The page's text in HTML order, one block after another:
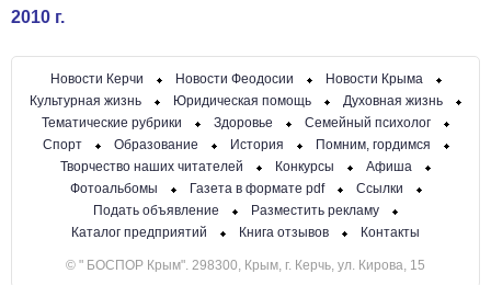
2010 г.
Новости Керчи Новости Феодосии
Новости Крыма
Культурная жизнь
Юридическая помощь
Духовная жизнь
Тематические рубрики
Здоровье
Семейный психолог
Спорт
Образование История
Помним, гордимся
Творчество наших читателей
Конкурсы
Афиша
Фотоальбомы
Газета в формате pdf
Ссылки
Подать объявление
Разместить рекламу
Каталог предприятий
Книга отзывов Контакты
© " БОСПОР Крым". 298300, Крым, г. Керчь, ул. Кирова, 15